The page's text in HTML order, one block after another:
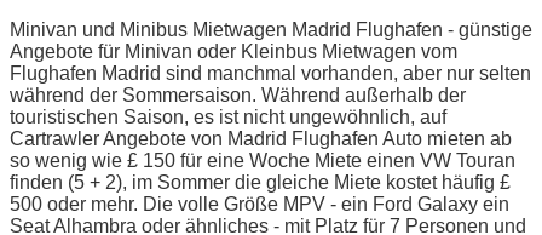
Minivan und Minibus Mietwagen Madrid Flughafen - günstige
Angebote für Minivan oder Kleinbus Mietwagen vom
Flughafen Madrid sind manchmal vorhanden, aber nur selten
während der Sommersaison. Während außerhalb der
touristischen Saison, es ist nicht ungewöhnlich, auf
Cartrawler Angebote von Madrid Flughafen Auto mieten ab
so wenig wie £ 150 für eine Woche Miete einen VW Touran
finden (5 + 2), im Sommer die gleiche Miete kostet häufig £
500 oder mehr. Die volle Größe MPV - ein Ford Galaxy ein
Seat Alhambra oder ähnliches - mit Platz für 7 Personen und